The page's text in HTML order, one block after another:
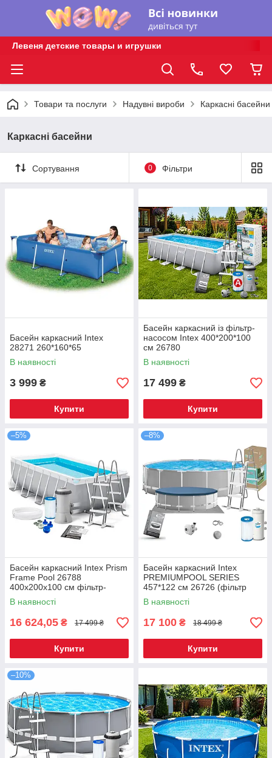
Левеня детские товары и игрушки
Товари та послуги Надувні вироби Каркасні басейни
Каркасні басейни
Сортування 0 Фільтри
Басейн каркасний Intex
28271 260*160*65
В наявності
3 999 ₴
Купити
Басейн каркасний із фільтр-
насосом Intex 400*200*100
см 26780
В наявності
17 499 ₴
Купити
–5%
Басейн каркасний Intex Prism
Frame Pool 26788
400х200х100 см фільтр-
насос, сходи
В наявності
16 624,05 ₴ 17 499 ₴
Купити
–8%
Басейн каркасний Intex
PREMIUMPOOL SERIES
457*122 см 26726 (фільтр
насос, драбина, тент,
підстилка)
В наявності
17 100 ₴ 18 499 ₴
Купити
–10%